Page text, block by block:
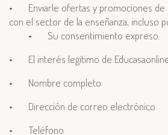
•
Enviarle ofertas y promociones
con el sector de la enseñanza, incluso
•
Su consentimiento expreso.
•
El interés legítimo de
•
Nombre completo
•
Dirección de correo electrónico
•
Teléfono